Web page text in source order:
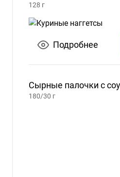
128 г
Подробнее
Сырные палочки с
180/30 г